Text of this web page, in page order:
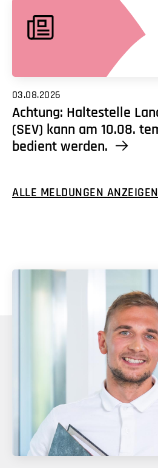
03.08.2026
Achtung: Haltestelle
(SEV) kann am 10.08.
bedient werden.
ALLE MELDUNGEN ANZEIGEN